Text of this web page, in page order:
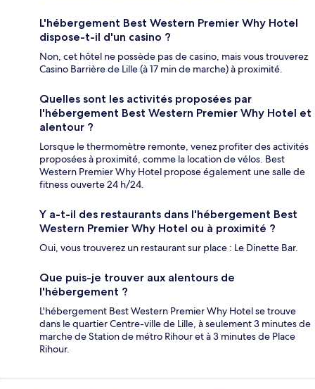
L'hébergement Best Western Premier Why Hotel
dispose-t-il d'un casino ?
Non, cet hôtel ne possède pas de casino, mais vous trouverez
Casino Barrière de Lille (à 17 min de marche) à proximité.
Quelles sont les activités proposées par
l'hébergement Best Western Premier Why Hotel et
alentour ?
Lorsque le thermomètre remonte, venez profiter des activités
proposées à proximité, comme la location de vélos. Best
Western Premier Why Hotel propose également une salle de
fitness ouverte 24 h/24.
Y a-t-il des restaurants dans l'hébergement Best
Western Premier Why Hotel ou à proximité ?
Oui, vous trouverez un restaurant sur place : Le Dinette Bar.
Que puis-je trouver aux alentours de
l'hébergement ?
L'hébergement Best Western Premier Why Hotel se trouve
dans le quartier Centre-ville de Lille, à seulement 3 minutes de
marche de Station de métro Rihour et à 3 minutes de Place
Rihour.